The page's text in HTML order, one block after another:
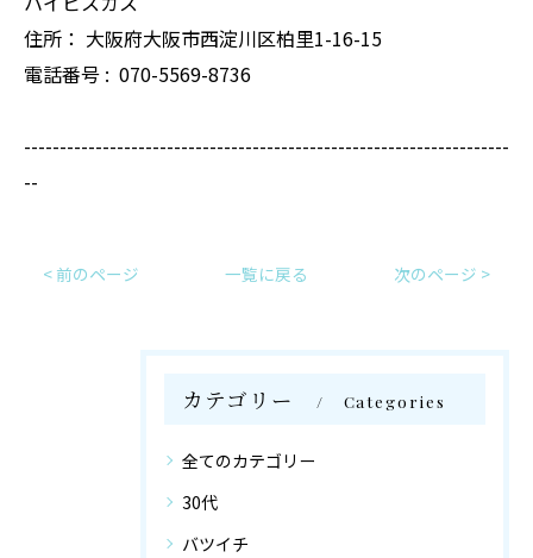
住所： 大阪府大阪市西淀川区柏里1-16-15
電話番号 : 070-5569-8736
--------------------------------------------------------------------
--
< 前のページ 一覧に戻る 次のページ >
カテゴリー Categories
全てのカテゴリー
30代
バツイチ